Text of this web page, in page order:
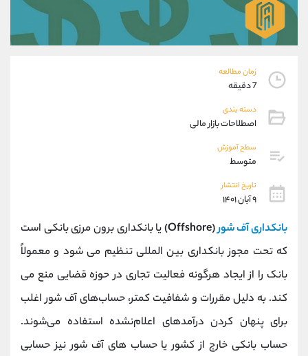
زمان مطالعه
7 دقیقه
دسته بندی
اصطلاحات بازار مالی
سطح آموزش
متوسط
تاریخ انتشار
۹ آبان ۱۴۰۱
بانکداری آف‌ شور(Offshore)
یا بانکداری برون مرزی بانکی است
که تحت مجوز بانکداری بین المللی تنظیم می شود و معمولاً
بانک را از ایجاد هرگونه فعالیت تجاری در حوزه قضایی منع می
کند. به دلیل مقررات و شفافیت کمتر، حساب‌های آف‌ شور اغلب
برای پنهان کردن درآمدهای اعلام‌نشده استفاده می‌شوند.
حساب بانکی خارج از کشور یا حساب های آف‌ شور نیز حسابی
09304891085
واتساپ شروع گفتگو
تلگرام @Armteam_admin_103
پشتیبان فروش
موبایل
اطلاعات تماس
تلفن 021-22021030
021-22021040
اینستاگرام @alireza.mehrabii
کانال تلگرام @alirezamehrabi_com
@alirezamehrabi_official